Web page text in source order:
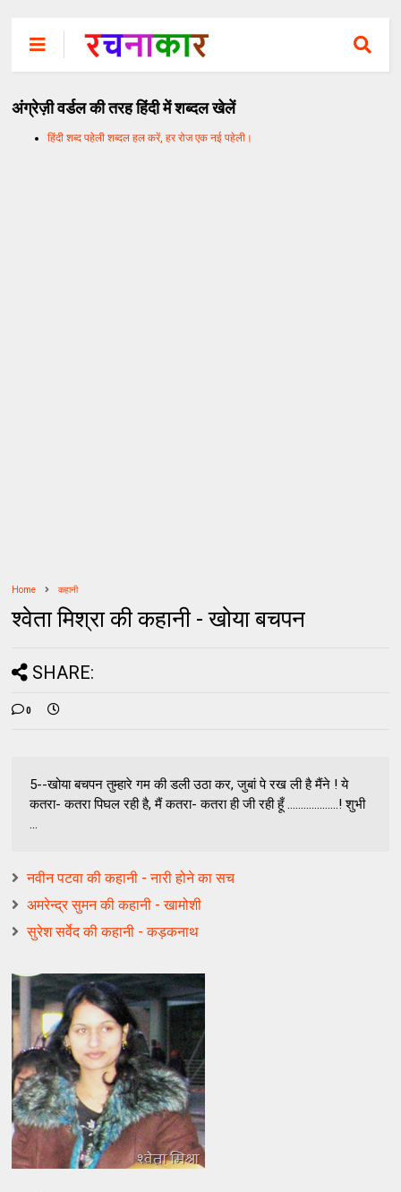
अंग्रेज़ी वर्डल की तरह हिंदी में शब्दल खेलें
हिंदी शब्द पहेली शब्दल हल करें, हर रोज एक नई पहेली।
Home कहानी
श्वेता मिश्रा की कहानी - खोया बचपन
SHARE:
0
5--खोया बचपन तुम्हारे गम की डली उठा कर, जुबां पे रख ली है मैंने ! ये
कतरा- कतरा पिघल रही है, मैं कतरा- कतरा ही जी रही हूँ ……………….! शुभी
...
नवीन पटवा की कहानी - नारी होने का सच
अमरेन्द्र सुमन की कहानी - खामोशी
सुरेश सर्वेद की कहानी - कड़कनाथ